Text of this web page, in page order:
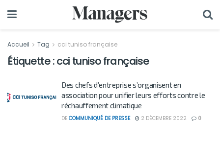
Accueil Tag cci tuniso française
Étiquette :cci tuniso française
Des chefs d’entreprise s’organisent en
association pour unifier leurs efforts contre le
réchauffement climatique
DE COMMUNIQUÉ DE PRESSE 2 DÉCEMBRE 2022 0